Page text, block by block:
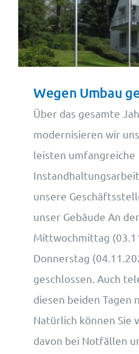
Kontakt
Wegen Umbau
Über das gesamte
modernisieren wir
leisten umfangreiche
unsere
unser Gebäude An
Mittwochmittag
Donnerstag
geschlossen. Auch
diesen beiden Tagen
Natürlich können Sie
davon bei Notfällen